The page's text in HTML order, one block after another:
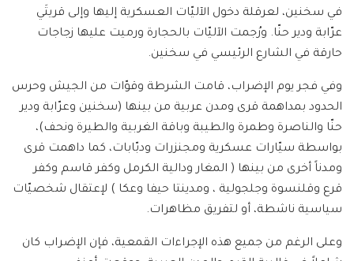
في سخنين، لعرقلة دخول الآليّات العسكرية إليها وإلى قريتَي
عرّابة ودير حنّا. ورُجمت الآليّات بالحجارة ورميت عليها زجاجات
حارقة في الشارع الرئيسي في سخنين.
وفي فجر يوم الإضراب، قامت الشرطة وقوّات من الجيش وحرس
الحدود بمداهمة قرى ومدن عربية من بينها (سخنين وعرّابة ودير
حنّا والناصرة وطمرة والطيبة وباقة الغربية والطيرة ونحف)،
بواسطة سيّارات عسكرية ومجنزرات ودبّابات، كما داهمت قرى
ومدناً أخرى من بينها ( المغار ودالية الكرمل وكفر قاسم وكفر
قرع وقلنسوة وجلجولية ، ومدينتا حيفا وعكا ) لإعتقال شخصيّات
سياسية ناشطة، أو لتفريق مظاهرات.
وعلى الرغم من جميع هذه الإجراءات القمعية، فإن الإضراب كان